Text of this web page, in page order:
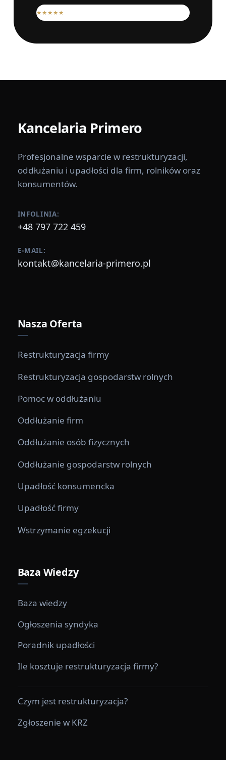
★★★★★
Kancelaria Primero
Profesjonalne wsparcie w restrukturyzacji,
oddłużaniu i upadłości dla firm, rolników oraz
konsumentów.
INFOLINIA:
+48 797 722 459
E-MAIL:
kontakt@kancelaria-primero.pl
Nasza Oferta
Restrukturyzacja firmy
Restrukturyzacja gospodarstw rolnych
Pomoc w oddłużaniu
Oddłużanie firm
Oddłużanie osób fizycznych
Oddłużanie gospodarstw rolnych
Upadłość konsumencka
Upadłość firmy
Wstrzymanie egzekucji
Baza Wiedzy
Baza wiedzy
Ogłoszenia syndyka
Poradnik upadłości
Ile kosztuje restrukturyzacja firmy?
Czym jest restrukturyzacja?
Zgłoszenie w KRZ